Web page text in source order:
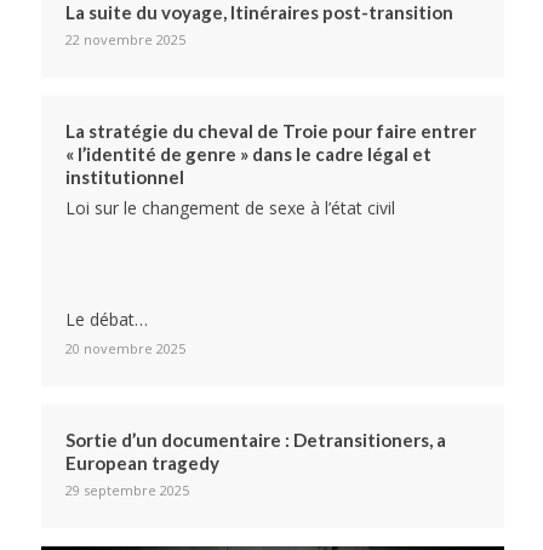
La suite du voyage, Itinéraires post-transition
22 novembre 2025
La stratégie du cheval de Troie pour faire entrer
« l’identité de genre » dans le cadre légal et
institutionnel
Loi sur le changement de sexe à l’état civil
Le débat…
20 novembre 2025
Sortie d’un documentaire : Detransitioners, a
European tragedy
29 septembre 2025